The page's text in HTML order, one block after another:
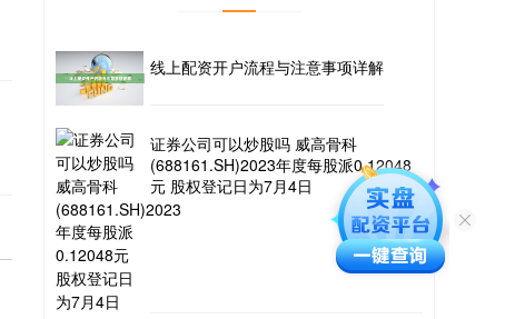
线上配资开户流程与注意事项详解
证券公司可以炒股吗 威高骨科
(688161.SH)2023年度每股派0.12048
元 股权登记日为7月4日